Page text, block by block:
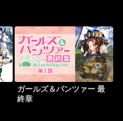
ガールズ＆パンツァー 最
終章